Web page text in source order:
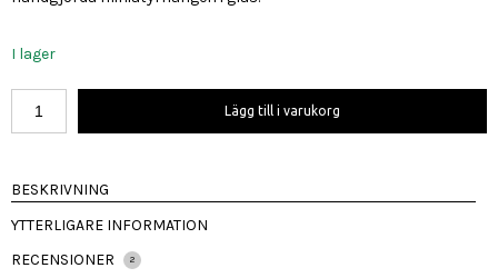
I lager
Ljus
Lägg till i varukorg
BESKRIVNING
YTTERLIGARE INFORMATION
RECENSIONER
2